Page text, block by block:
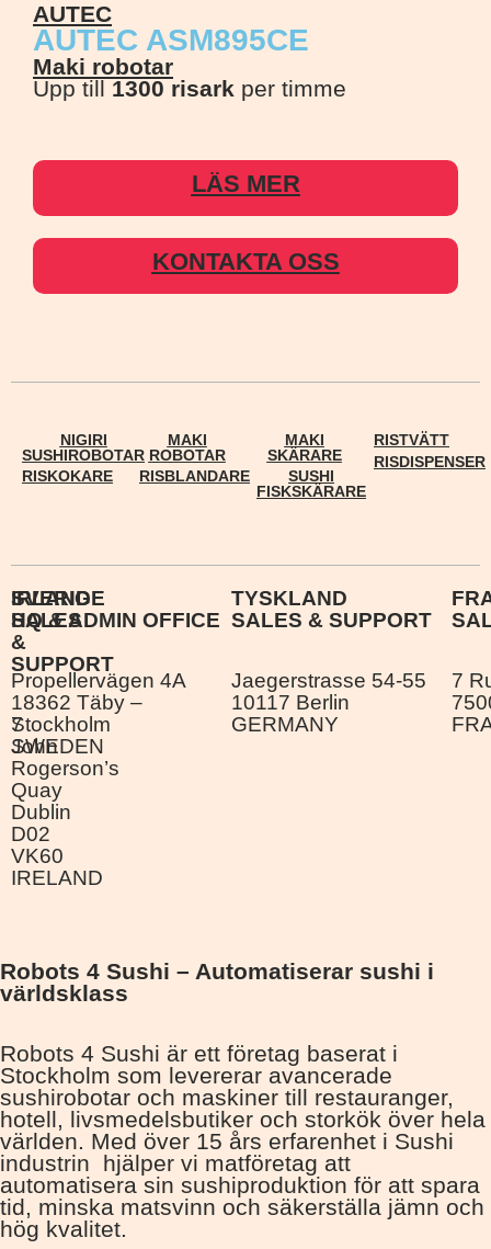
AUTEC
AUTEC ASM895CE
Maki robotar
Upp till 1300 risark per timme
LÄS MER
KONTAKTA OSS
NIGIRI
SUSHIROBOTAR
RISKOKARE
MAKI
ROBOTAR
RISBLANDARE
MAKI
SKÄRARE
SUSHI
FISKSKÄRARE
RISTVÄTT
RISDISPENSER
IRLAND
SALES
&
SUPPORT
7
John
Rogerson’s
Quay
Dublin
D02
VK60
IRELAND
SVERIGE
HQ & ADMIN OFFICE
Propellervägen 4A
18362 Täby –
Stockholm
SWEDEN
TYSKLAND
SALES & SUPPORT
Jaegerstrasse 54-55
10117 Berlin
GERMANY
7
Robots 4 Sushi – Automatiserar sushi i
världsklass
Robots 4 Sushi är ett företag baserat i
Stockholm som levererar avancerade
sushirobotar och maskiner till restauranger,
hotell, livsmedelsbutiker och storkök över hela
världen. Med över 15 års erfarenhet i Sushi
industrin hjälper vi matföretag att
automatisera sin sushiproduktion för att spara
tid, minska matsvinn och säkerställa jämn och
hög kvalitet.